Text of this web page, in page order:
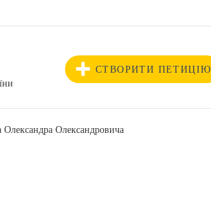
СТВОРИТИ ПЕТИЦІЮ
Олександровича